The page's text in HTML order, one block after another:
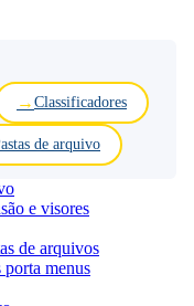
Classificadores
de arquivo
e visores
de arquivos
porta menus